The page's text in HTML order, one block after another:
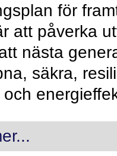
för
att påverka
nästa
säkra,